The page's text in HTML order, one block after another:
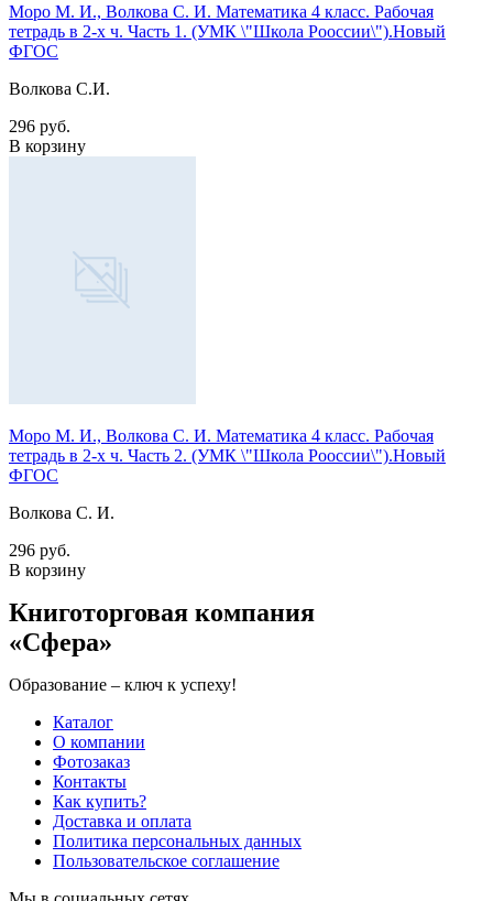
Моро М. И., Волкова С. И. Математика 4 класс. Рабочая
тетрадь в 2-х ч. Часть 1. (УМК \"Школа Рооссии\").Новый
ФГОС
Волкова С.И.
296 руб.
В корзину
Моро М. И., Волкова С. И. Математика 4 класс. Рабочая
тетрадь в 2-х ч. Часть 2. (УМК \"Школа Рооссии\").Новый
ФГОС
Волкова С. И.
296 руб.
В корзину
Книготорговая компания
«Сфера»
Образование – ключ к успеху!
Каталог
О компании
Фотозаказ
Контакты
Как купить?
Доставка и оплата
Политика персональных данных
Пользовательское соглашение